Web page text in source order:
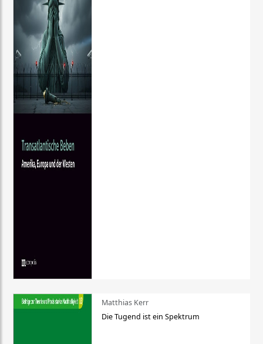
Matthias Kerr
Die Tugend ist ein Spektrum